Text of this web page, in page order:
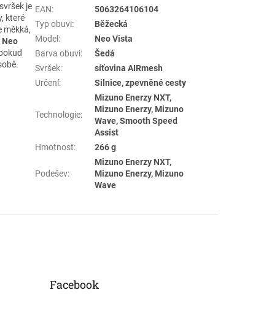
je
které
měkká,
Neo
EAN:
5063264106104
Typ obuvi:
Běžecká
Model:
Neo Vista
Barva obuvi:
Šedá
Svršek:
síťovina AIRmesh
Určení: Silnice, zpevněné cesty
Technologie:
Mizuno Enerzy NXT,
Mizuno Enerzy, Mizuno
Wave, Smooth Speed
Assist
Hmotnost: 266 g
Podešev:
Mizuno Enerzy NXT,
Mizuno Enerzy, Mizuno
Wave
Facebook